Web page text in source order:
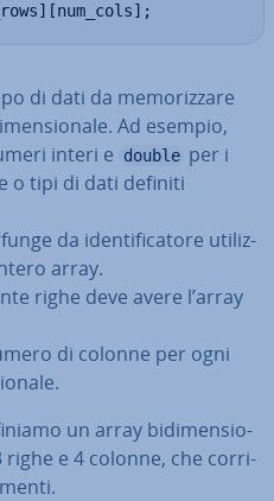
di dati da me­mo­riz­za­re
Ad esempio,
interi e double per i
o tipi di dati definiti
funge da iden­ti­fi­ca­to­re uti­liz­
array.
righe deve avere l’array
di colonne per ogni
un array bi­di­men­sio­
righe e 4 colonne, che cor­ri­